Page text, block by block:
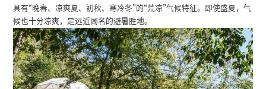
具有“晚春、凉爽夏、初秋、寒冷冬”的“荒凉”气候特征。即使盛夏，气
候也十分凉爽，是远近闻名的避暑胜地。